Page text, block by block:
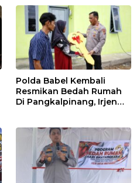
Polda Babel Kembali
Resmikan Bedah Rumah
Di Pangkalpinang, Irjen